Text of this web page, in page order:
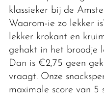
klassieker bij de
Waarom-ie zo lekker
lekker krokant en
gehakt in het broodje
Dan is €2,75 geen
vraagt. Onze
maximale score van 5